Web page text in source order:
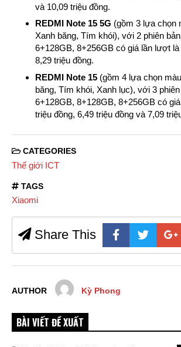
và 10,09 triệu đồng.
REDMI Note 15 5G (gồm 3 lựa chọn
Xanh băng, Tím khói), với 2 phiên
6+128GB, 8+256GB có giá lần lượt
8,29 triệu đồng.
REDMI Note 15 (gồm 4 lựa chọn
băng, Tím khói, Xanh lục), với 3
6+128GB, 8+128GB, 8+256GB có
triệu đồng, 6,49 triệu đồng và 7,09
CATEGORIES
Thế giới ICT
TAGS
Xiaomi
Share This
AUTHOR Kỳ Phong
BÀI VIẾT ĐỀ XUẤT